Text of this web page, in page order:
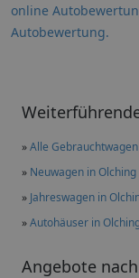
»Alle Gebrauchtwagen
» Neuwagen in Olching
» Jahreswagen in
»Autohäuser in
Angebote
online
Autobewertung.